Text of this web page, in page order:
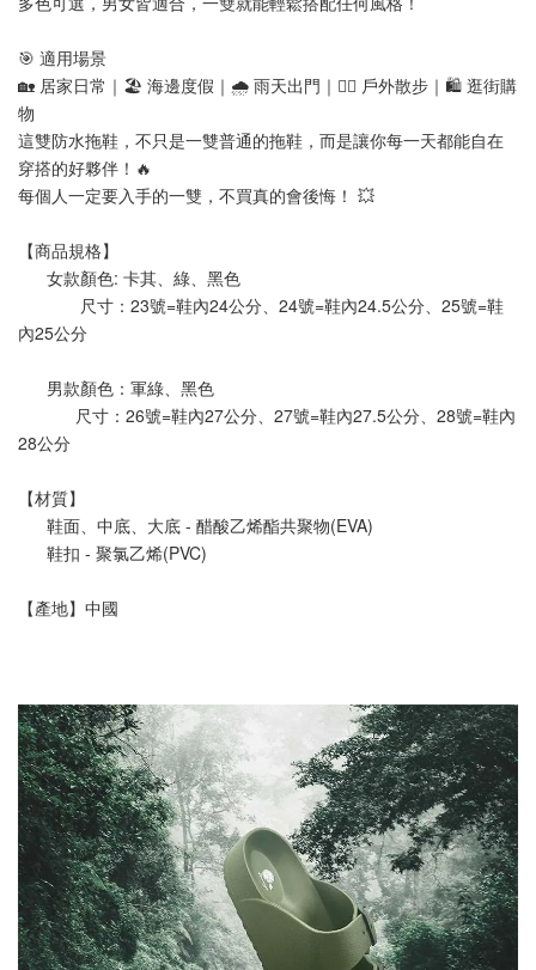
🎯 適用場景
🏡 居家日常｜🏖️ 海邊度假｜🌧️ 雨天出門｜🚶‍♂️ 戶外散步｜🛍️ 逛街購
物
這雙防水拖鞋，不只是一雙普通的拖鞋，而是讓你每一天都能自在
穿搭的好夥伴！🔥
每個人一定要入手的一雙，不買真的會後悔！ 💥
【商品規格】
女款顏色: 卡其、綠、黑色
尺寸：23號=鞋內24公分、24號=鞋內24.5公分、25號=鞋
內25公分
男款顏色：軍綠、黑色
尺寸：26號=鞋內27公分、27號=鞋內27.5公分、28號=鞋內
28公分
【材質】
鞋面、中底、大底 - 醋酸乙烯酯共聚物(EVA)
鞋扣 - 聚氯乙烯(PVC)
【產地】中國